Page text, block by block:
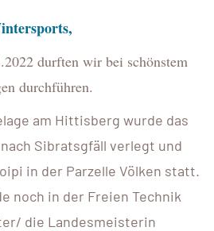
durften wir bei schönstem
durchführen.
am Hittisberg wurde das
Sibratsgfäll verlegt und
in der Parzelle Völken statt.
noch in der Freien Technik
die Landesmeisterin